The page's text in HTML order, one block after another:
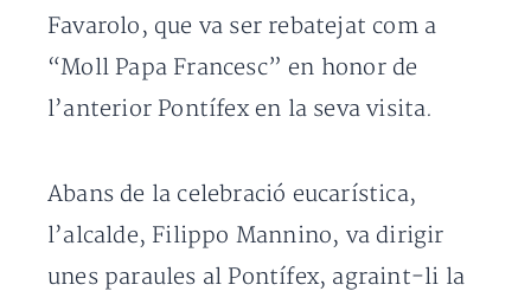
Favarolo, que va ser rebatejat com a
“Moll Papa Francesc” en honor de
l’anterior Pontífex en la seva visita.
Abans de la celebració eucarística,
l’alcalde, Filippo Mannino, va dirigir
unes paraules al Pontífex, agraint-li la